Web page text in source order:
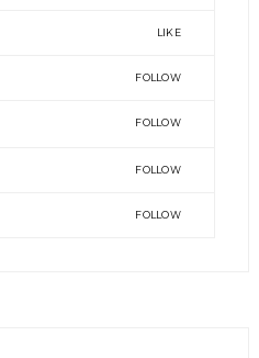
LIKE
FOLLOW
FOLLOW
FOLLOW
FOLLOW